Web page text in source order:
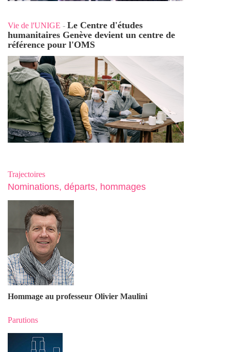
Vie de l'UNIGE - Le Centre d'études
humanitaires Genève devient un centre de
référence pour l'OMS
Trajectoires
Nominations, départs, hommages
Hommage au professeur Olivier Maulini
Parutions